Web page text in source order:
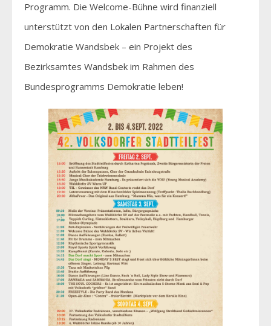
Programm. Die Welcome-Bühne wird finanziell
unterstützt von den Lokalen Partnerschaften für
Demokratie Wandsbek – ein Projekt des
Bezirksamtes Wandsbek im Rahmen des
Bundesprogramms Demokratie leben!